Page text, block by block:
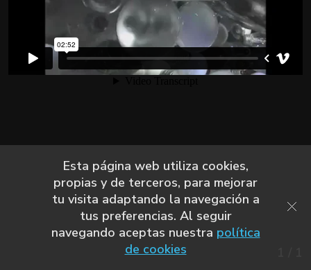
Esta página web utiliza cookies,
propias y de terceros, para mejorar
tu visita adaptando la navegación a
tus preferencias. Al seguir
navegando aceptas nuestra política
de cookies